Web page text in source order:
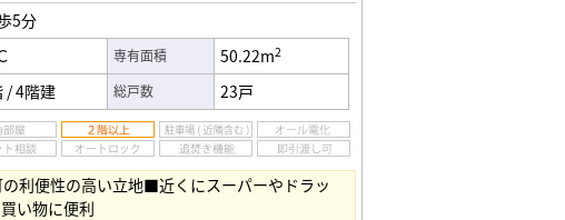
5分
専有面積 50.22m2
/4階建 総戸数 23戸
利便性の高い立地■近くにスーパーやドラッ
い物に便利